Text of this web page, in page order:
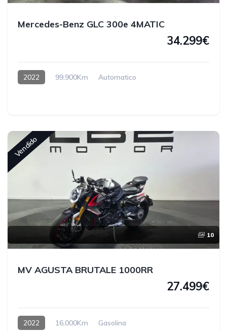
Mercedes-Benz GLC 300e 4MATIC
34.299€
2022 99,900Km
Automatico
Vendido
10
MV AGUSTA BRUTALE 1000RR
27.499€
2022 16,000Km Gasolina